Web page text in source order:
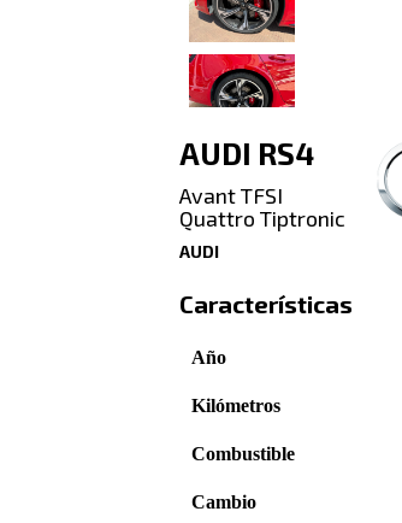
AUDI RS4
Avant TFSI
Quattro Tiptronic
AUDI
Características
Año
Kilómetros
Combustible
Cambio